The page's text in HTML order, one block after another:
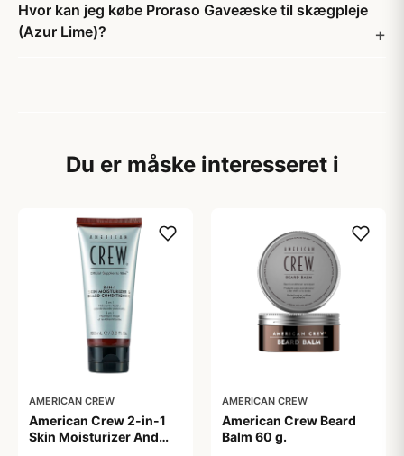
Hvor kan jeg købe Proraso Gaveæske til skægpleje
(Azur Lime)?
Du er måske interesseret i
AMERICAN CREW
American Crew 2-in-1
Skin Moisturizer And
AMERICAN CREW
American Crew Beard
Balm 60 g.